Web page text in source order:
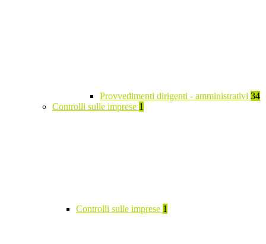
Provvedimenti dirigenti - amministrativi 34
Controlli sulle imprese 1
Controlli sulle imprese 1